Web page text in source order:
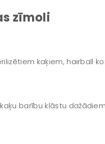
zīmoli
kaķiem, hairball
barību klāstu